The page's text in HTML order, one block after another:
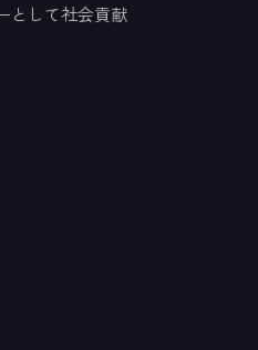
として社会貢献